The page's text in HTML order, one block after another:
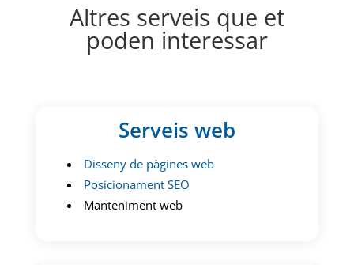
Altres serveis que et
poden interessar
Serveis web
Disseny de pàgines web
Posicionament SEO
Manteniment web